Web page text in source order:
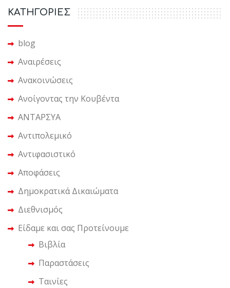
KΑΤΗΓΟΡΙΕΣ
blog
Αναιρέσεις
Ανακοινώσεις
Ανοίγοντας την Κουβέντα
ΑΝΤΑΡΣΥΑ
Αντιπολεμικό
Αντιφασιστικό
Αποφάσεις
Δημοκρατικά Δικαιώματα
Διεθνισμός
Είδαμε και σας Προτείνουμε
Βιβλία
Παραστάσεις
Ταινίες